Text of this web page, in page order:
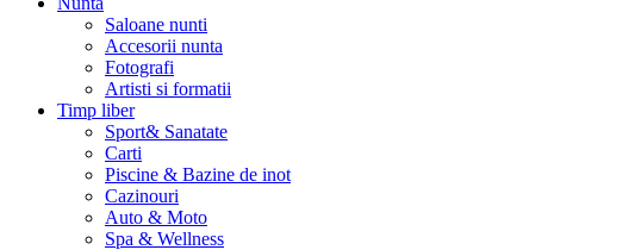
Saloane nunti
Accesorii nunta
Fotografi
Artisti si formatii
Timp liber
Sport& Sanatate
Carti
Piscine & Bazine de inot
Cazinouri
Auto & Moto
Spa & Wellness